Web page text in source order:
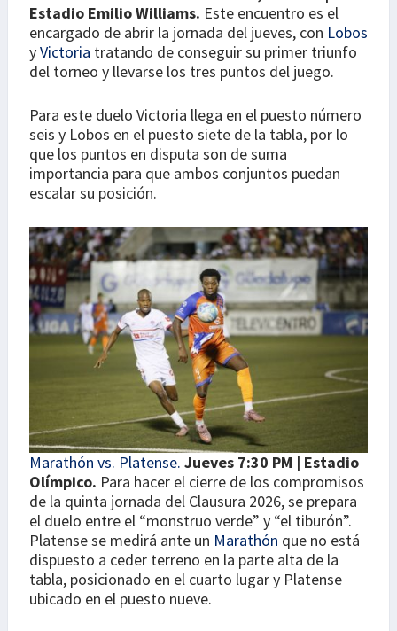
Estadio Emilio Williams. Este encuentro es el
encargado de abrir la jornada del jueves, con Lobos
yVictoria tratando de conseguir su primer triunfo
del torneo y llevarse los tres puntos del juego.
Para este duelo Victoria llega en el puesto número
seis y Lobos en el puesto siete de la tabla, por lo
que los puntos en disputa son de suma
importancia para que ambos conjuntos puedan
escalar su posición.
Marathón vs. Platense. Jueves 7:30 PM | Estadio
Olímpico. Para hacer el cierre de los compromisos
de la quinta jornada del Clausura 2026, se prepara
el duelo entre el “monstruo verde” y “el tiburón”.
Platense se medirá ante un Marathón que no está
dispuesto a ceder terreno en la parte alta de la
tabla, posicionado en el cuarto lugar y Platense
ubicado en el puesto nueve.